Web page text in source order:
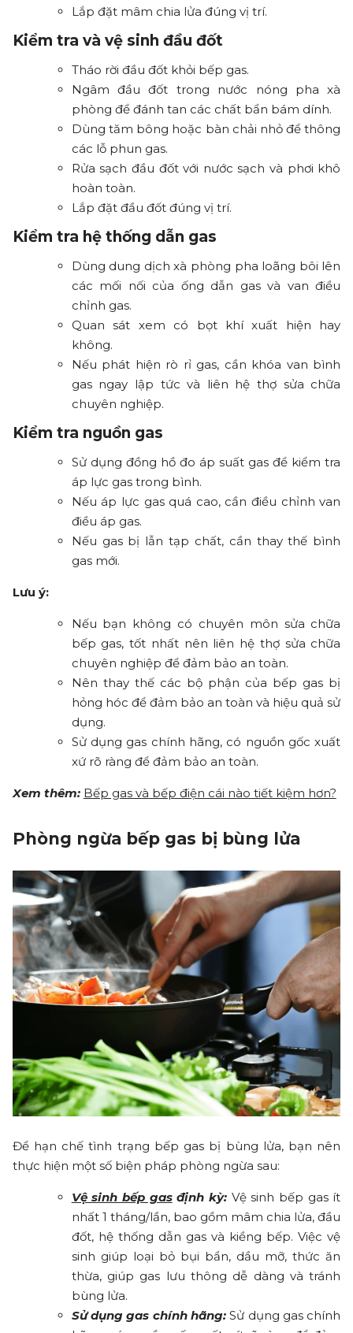
Lắp đặt mâm chia lửa đúng vị trí.
Kiểm tra và vệ sinh đầu đốt
Tháo rời đầu đốt khỏi bếp gas.
Ngâm đầu đốt trong nước nóng pha xà
phòng để đánh tan các chất bẩn bám dính.
Dùng tăm bông hoặc bàn chải nhỏ để thông
các lỗ phun gas.
Rửa sạch đầu đốt với nước sạch và phơi khô
hoàn toàn.
Lắp đặt đầu đốt đúng vị trí.
Kiểm tra hệ thống dẫn gas
Dùng dung dịch xà phòng pha loãng bôi lên
các mối nối của ống dẫn gas và van điều
chỉnh gas.
Quan sát xem có bọt khí xuất hiện hay
không.
Nếu phát hiện rò rỉ gas, cần khóa van bình
gas ngay lập tức và liên hệ thợ sửa chữa
chuyên nghiệp.
Kiểm tra nguồn gas
Sử dụng đồng hồ đo áp suất gas để kiểm tra
áp lực gas trong bình.
Nếu áp lực gas quá cao, cần điều chỉnh van
điều áp gas.
Nếu gas bị lẫn tạp chất, cần thay thế bình
gas mới.
Lưu ý:
Nếu bạn không có chuyên môn sửa chữa
bếp gas, tốt nhất nên liên hệ thợ sửa chữa
chuyên nghiệp để đảm bảo an toàn.
Nên thay thế các bộ phận của bếp gas bị
hỏng hóc để đảm bảo an toàn và hiệu quả sử
dụng.
Sử dụng gas chính hãng, có nguồn gốc xuất
xứ rõ ràng để đảm bảo an toàn.
Xem thêm: Bếp gas và bếp điện cái nào tiết kiệm hơn?
Phòng ngừa bếp gas bị bùng lửa
Để hạn chế tình trạng bếp gas bị bùng lửa, bạn nên
thực hiện một số biện pháp phòng ngừa sau:
Vệ sinh bếp gasđịnh kỳ: Vệ sinh bếp gas ít
nhất 1 tháng/lần, bao gồm mâm chia lửa, đầu
đốt, hệ thống dẫn gas và kiềng bếp. Việc vệ
sinh giúp loại bỏ bụi bẩn, dầu mỡ, thức ăn
thừa, giúp gas lưu thông dễ dàng và tránh
bùng lửa.
Sử dụng gas chính hãng: Sử dụng gas chính